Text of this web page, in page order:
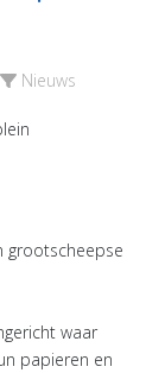
Nieuws
grootscheepse
waar
papieren en